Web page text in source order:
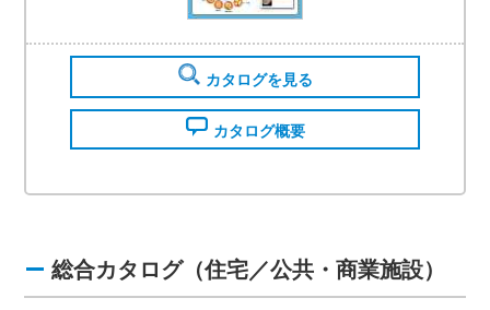
カタログを見る
カタログ概要
総合カタログ（住宅／公共・商業施設）